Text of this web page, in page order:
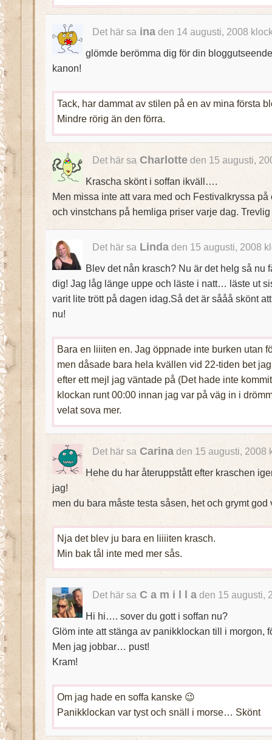
Det här sa inaden 14 augusti, 2008
glömde berömma dig för din
kanon!
Tack, har dammat av stilen på en av mina första
Mindre rörig än den förra.
Det här sa Charlotteden 15 augusti,
Krascha skönt i soffan ikväll….
Men missa inte att vara med och Festivalkryssa
och vinstchans på hemliga priser varje dag.
Det här sa Lindaden 15 augusti, 2008
Blev det nån krasch? Nu är det helg så nu
dig! Jag låg länge uppe och läste i natt… läste ut
varit lite trött på dagen idag.Så det är sååå skönt
nu!
Bara en liiiten en. Jag öppnade inte burken utan
men dåsade bara hela kvällen vid 22-tiden bet
efter ett mejl jag väntade på (Det hade inte
klockan runt 00:00 innan jag var på väg in i
velat sova mer.
Det här sa Carinaden 15 augusti, 2008
Hehe du har återuppstått efter kraschen
jag!
men du bara måste testa såsen, het och grymt god
Nja det blev ju bara en liiiiten krasch.
Min bak tål inte med mer sås.
Det här sa C a m i l l aden 15 augusti,
Hi hi…. sover du gott i soffan nu?
Glöm inte att stänga av panikklockan till i morgon,
Men jag jobbar… pust!
Kram!
Om jag hade en soffa kanske 😉
Panikklockan var tyst och snäll i morse… Skönt